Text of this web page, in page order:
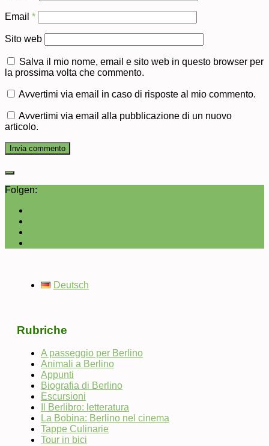
Email *
Sito web
Salva il mio nome, email e sito web in questo browser per
la prossima volta che commento.
Avvertimi via email in caso di risposte al mio commento.
Avvertimi via email alla pubblicazione di un nuovo
articolo.
Folgen:
Deutsch
Rubriche
A passeggio per Berlino
Animali a Berlino
Appunti
Biografia di Berlino
Escursioni
Il Berlibro: letteratura
La Bobina: Berlino nel cinema
Tappe Culinarie
Tour in bici